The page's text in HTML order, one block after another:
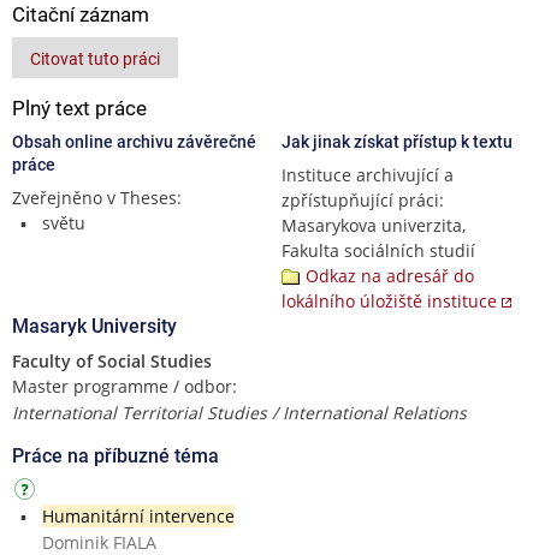
Citační záznam
Citovat tuto práci
Plný text práce
Obsah online archivu závěrečné
práce
Zveřejněno v Theses:
světu
Jak jinak získat přístup k textu
Instituce archivující a
zpřístupňující práci:
Masarykova univerzita,
Fakulta sociálních studií
Odkaz na adresář do
lokálního úložiště instituce
Masaryk University
Faculty of Social Studies
Master programme / odbor:
International Territorial Studies / International Relations
Práce na příbuzné téma
Humanitární intervence
Dominik FIALA